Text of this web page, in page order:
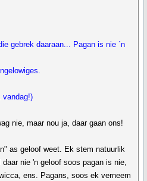
gebrek daaraan... Pagan is nie ´n
vandag!)
nie, maar nou ja, daar gaan ons!
as geloof weet. Ek stem natuurlik
nie 'n geloof soos pagan is nie,
ens. Pagans, soos ek verneem